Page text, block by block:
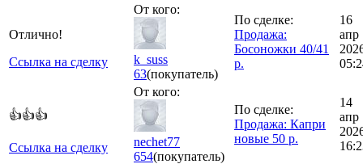
Отлично!
Ссылка на сделку
От кого:
k_suss
63(покупатель)
По сделке:
Продажа:
Босоножки 40/41
р.
16
апр
👍👍👍
Ссылка на сделку
От кого:
nechet77
654(покупатель)
По сделке:
Продажа: Капри
новые 50 р.
14
апр